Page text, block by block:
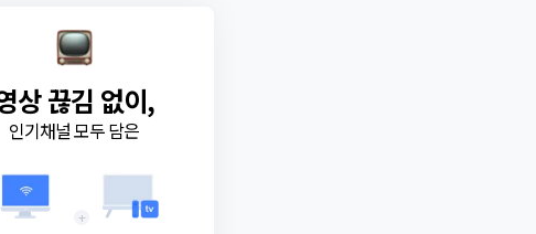
상 끊김 없이,
인기채널 모두 담은
+